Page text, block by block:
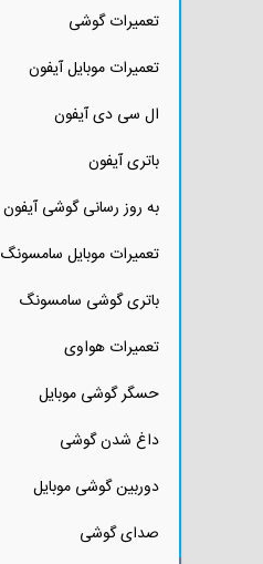
تعمیرات گوشی
تعمیرات موبایل آیفون
ال سی دی آیفون
باتری آیفون
به روز رسانی گوشی آیفون
تعمیرات موبایل سامسونگ
باتری گوشی سامسونگ
تعمیرات هواوی
حسگر گوشی موبایل
داغ شدن گوشی
دوربین گوشی موبایل
صدای گوشی